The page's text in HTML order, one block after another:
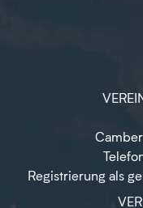
Registrierung als